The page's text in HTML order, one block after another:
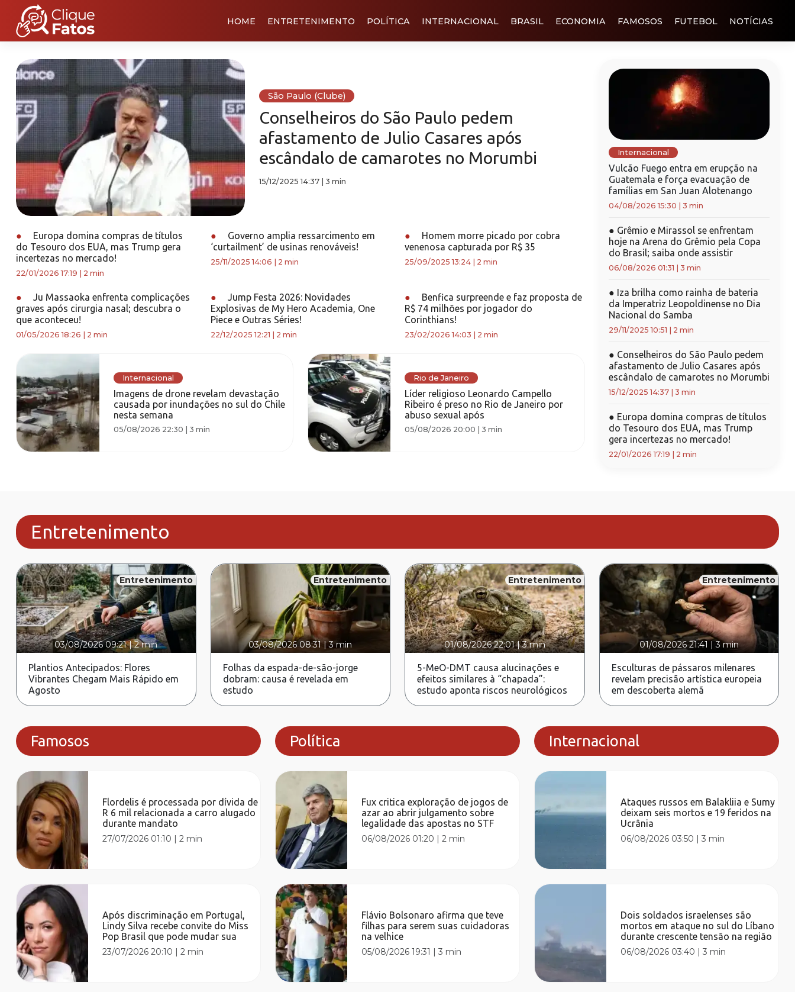
HOME ENTRETENIMENTO POLÍTICA INTERNACIONAL BRASIL ECONOMIA FAMOSOS FUTEBOL NOTÍCIAS
São Paulo (Clube)
Conselheiros do São Paulo pedem
afastamento de Julio Casares após
escândalo de camarotes no Morumbi
15/12/2025 14:37| 3 min
●
Europa domina compras de títulos
do Tesouro dos EUA, mas Trump gera
incertezas no mercado!
22/01/2026 17:19 2 min
●
Governo amplia ressarcimento em
‘curtailment’ de usinas renováveis!
25/11/2025 14:06 2 min
●
Homem morre picado por cobra
venenosa capturada por R$ 35
25/09/2025 13:24 2 min
●
Ju Massaoka enfrenta complicações
graves após cirurgia nasal; descubra o
que aconteceu!
01/05/2026 18:26 2 min
●
Jump Festa 2026: Novidades
Explosivas de My Hero Academia, One
Piece e Outras Séries!
22/12/2025 12:21 2 min
●
Benfica surpreende e faz proposta de
R$ 74 milhões por jogador do
Corinthians!
23/02/2026 14:03 2 min
Internacional
Imagens de drone revelam devastação
causada por inundações no sul do Chile
nesta semana
05/08/2026 22:30 | 3 min
Rio de Janeiro
Líder religioso Leonardo Campello
Ribeiro é preso no Rio de Janeiro por
abuso sexual após
05/08/2026 20:00 |3 min
Internacional
Vulcão Fuego entra em erupção na
Guatemala e força evacuação de
famílias em San Juan Alotenango
04/08/2026 15:30 3 min
● Grêmio e Mirassol se enfrentam
hoje na Arena do Grêmio pela Copa
do Brasil; saiba onde assistir
06/08/2026 01:31 3 min
● Iza brilha como rainha de bateria
da Imperatriz Leopoldinense no Dia
Nacional do Samba
29/11/2025 10:51 2 min
● Conselheiros do São Paulo pedem
afastamento de Julio Casares após
escândalo de camarotes no Morumbi
15/12/2025 14:37| 3 min
● Europa domina compras de títulos
do Tesouro dos EUA, mas Trump
gera incertezas no mercado!
22/01/2026 17:19 2 min
Entretenimento
Entretenimento
03/08/2026 09:21|2 min
Plantios Antecipados: Flores
Vibrantes Chegam Mais Rápido em
Agosto
Entretenimento
03/08/2026 08:31|3 min
Folhas da espada-de-são-jorge
dobram: causa é revelada em
estudo
Entretenimento
01/08/2026 22:01|3 min
5-MeO-DMT causa alucinações e
efeitos similares à “chapada”:
estudo aponta riscos neurológicos
Entretenimento
01/08/2026 21:41 |3 min
Esculturas de pássaros milenares
revelam precisão artística europeia
em descoberta alemã
Famosos
Flordelis é processada por dívida de
R 6 mil relacionada a carro alugado
durante mandato
27/07/2026 01:10 |2 min
Após discriminação em Portugal,
Lindy Silva recebe convite do Miss
Pop Brasil que pode mudar sua
23/07/2026 20:10 |2 min
Política
Fux critica exploração de jogos de
azar ao abrir julgamento sobre
legalidade das apostas no STF
06/08/2026 01:20 |2 min
Flávio Bolsonaro afirma que teve
filhas para serem suas cuidadoras
na velhice
05/08/2026 19:31 |3 min
Internacional
Ataques russos em Balakliia e Sumy
deixam seis mortos e 19 feridos na
Ucrânia
06/08/2026 03:50 |3 min
Dois soldados israelenses são
mortos em ataque no sul do Líbano
durante crescente tensão na região
06/08/2026 03:40 |3 min